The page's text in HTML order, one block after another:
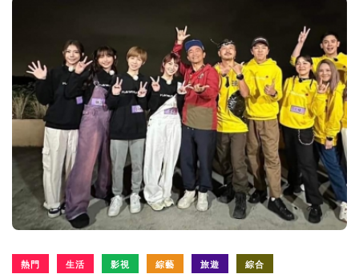
熱門 生活 影視 綜藝 旅遊 綜合